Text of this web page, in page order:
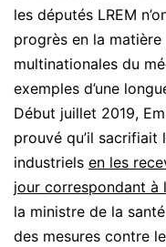
les députés LREM
progrès en la
multinationales du
exemples d’une
Début juillet 2019,
prouvé qu’il sacrifiait
industriels en les
jour correspondant à
la ministre de la
des mesures contre